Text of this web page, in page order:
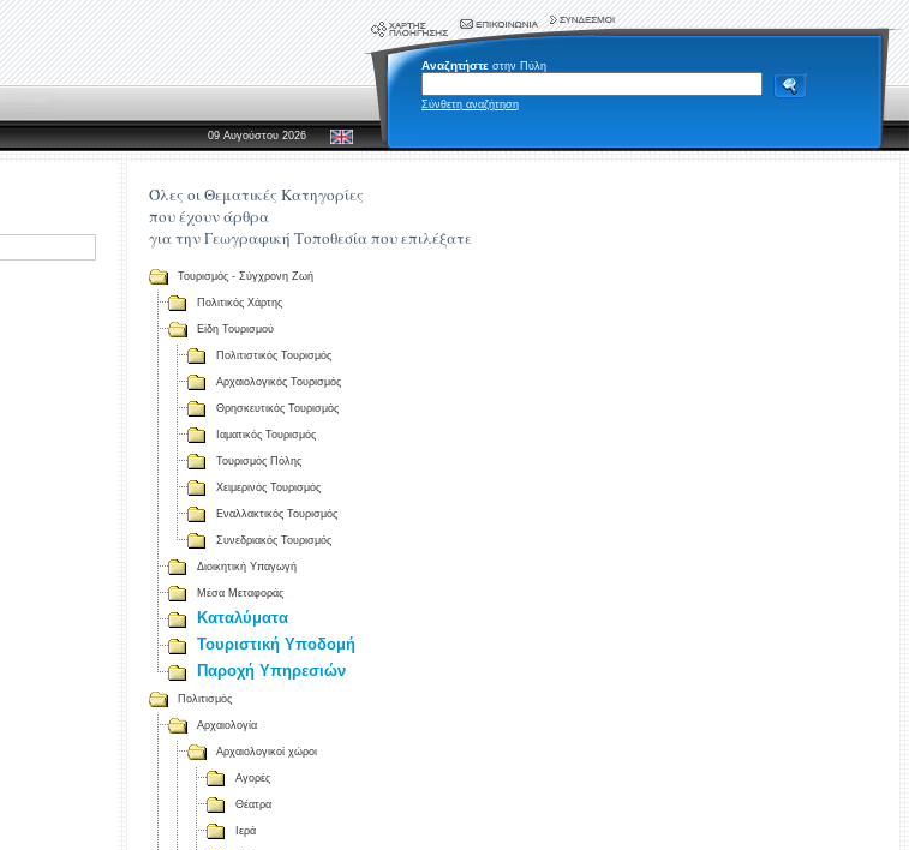
Αναζητήστε στην Πύλη
Σύνθετη αναζήτηση
09 Αυγούστου 2026
Όλες οι Θεματικές Κατηγορίες
που έχουν άρθρα
για την Γεωγραφική Τοποθεσία που επιλέξατε
Τουρισμός - Σύγχρονη Ζωή
Πολιτικός Χάρτης
Είδη Τουρισμού
Πολιτιστικός Τουρισμός
Αρχαιολογικός Τουρισμός
Θρησκευτικός Τουρισμός
Ιαματικός Τουρισμός
Τουρισμός Πόλης
Χειμερινός Τουρισμός
Εναλλακτικός Τουρισμός
Συνεδριακός Τουρισμός
Διοικητική Υπαγωγή
Μέσα Μεταφοράς
Καταλύματα
Τουριστική Υποδομή
Παροχή Υπηρεσιών
Πολιτισμός
Αρχαιολογία
Αρχαιολογικοί χώροι
Αγορές
Θέατρα
Ιερά